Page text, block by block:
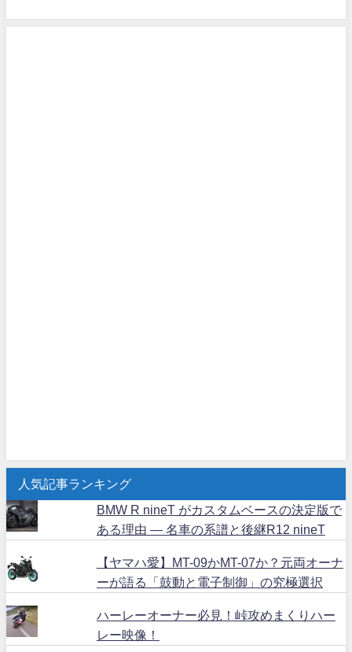
人気記事ランキング
BMW R nineT がカスタムベースの決定版で
ある理由 ― 名車の系譜と後継R12 nineT
【ヤマハ愛】MT-09かMT-07か？元両オーナ
ーが語る「鼓動と電子制御」の究極選択
ハーレーオーナー必見！峠攻めまくりハー
レー映像！